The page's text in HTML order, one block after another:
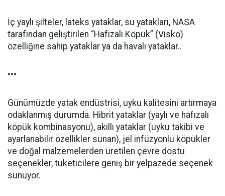
İç yaylı şilteler, lateks yataklar, su yatakları, NASA
tarafından geliştirilen “Hafızalı Köpük” (Visko)
özelliğine sahip yataklar ya da havalı yataklar..
•••
Günümüzde yatak endüstrisi, uyku kalitesini artırmaya
odaklanmış durumda. Hibrit yataklar (yaylı ve hafızalı
köpük kombinasyonu), akıllı yataklar (uyku takibi ve
ayarlanabilir özellikler sunan), jel infüzyonlu köpükler
ve doğal malzemelerden üretilen çevre dostu
seçenekler, tüketicilere geniş bir yelpazede seçenek
sunuyor.